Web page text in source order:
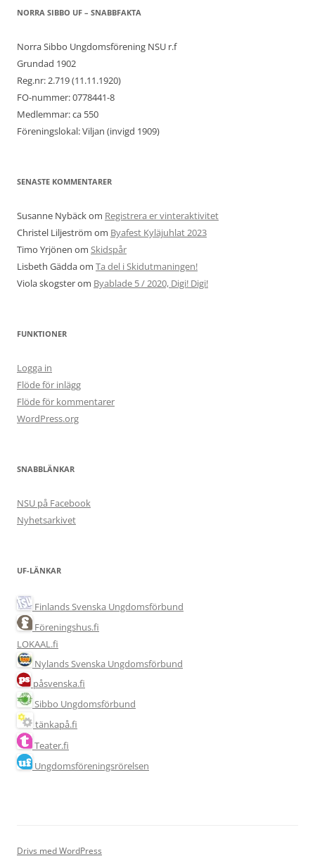
NORRA SIBBO UF – SNABBFAKTA
Norra Sibbo Ungdomsförening NSU r.f
Grundad 1902
Reg.nr: 2.719 (11.11.1920)
FO-nummer: 0778441-8
Medlemmar: ca 550
Föreningslokal: Viljan (invigd 1909)
SENASTE KOMMENTARER
Susanne Nybäckom Registrera er vinteraktivitet
Christel Liljeström om Byafest Kyläjuhlat 2023
Timo Yrjönen om Skidspår
Lisbeth Gäddaom Ta del i Skidutmaningen!
Viola skogsterom Byablade 5 / 2020, Digi! Digi!
FUNKTIONER
Logga in
Flöde för inlägg
Flöde för kommentarer
WordPress.org
SNABBLÄNKAR
NSU på Facebook
Nyhetsarkivet
UF-LÄNKAR
Finlands Svenska Ungdomsförbund
Föreningshus.fi
LOKAAL.fi
Nylands Svenska Ungdomsförbund
påsvenska.fi
Sibbo Ungdomsförbund
tänkapå.fi
Teater.fi
Ungdomsföreningsrörelsen
Drivs med WordPress